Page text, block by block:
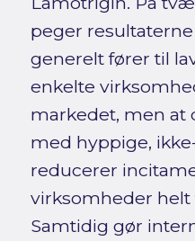
peger
generelt fører til
enkelte
markedet, men at
med hyppige,
reducerer
virksomheder
Samtidig gør